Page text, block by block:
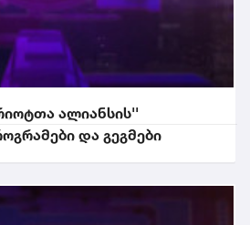
ალიანსის''
და გეგმები